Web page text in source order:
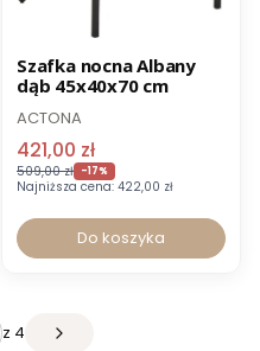
Promocja
Szafka nocna Albany
dąb 45x40x70 cm
ACTONA
421,00 zł
509,00 zł -17%
Najniższa cena: 422,00 zł
Do koszyka
z 4